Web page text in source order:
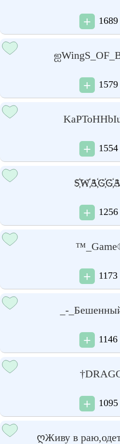
1689
1579
1554
1256
1173
_-
1146
1095
ღЖиву в